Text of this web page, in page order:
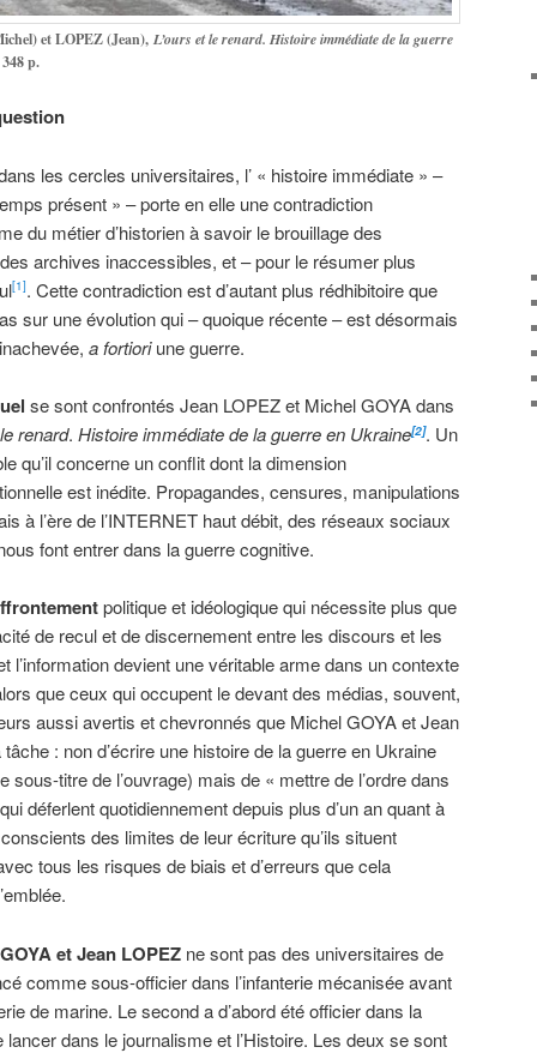
et LOPEZ (Jean), L’ours et le renard. Histoire immédiate de la guerre
p.
les cercles universitaires, l’ « histoire immédiate » –
présent » – porte en elle une contradiction
du métier d’historien à savoir le brouillage des
archives inaccessibles, et – pour le résumer plus
[1]. Cette contradiction est d’autant plus rédhibitoire que
sur une évolution qui – quoique récente – est désormais
a fortioriune guerre.
se sont confrontés Jean LOPEZ et Michel GOYA dans
renard. Histoire immédiate de la guerre en Ukraine[2]. Un
qu’il concerne un conflit dont la dimension
est inédite. Propagandes, censures, manipulations
à l’ère de l’INTERNET haut débit, des réseaux sociaux
font entrer dans la guerre cognitive.
politique et idéologique qui nécessite plus que
de recul et de discernement entre les discours et les
l’information devient une véritable arme dans un contexte
que ceux qui occupent le devant des médias, souvent,
aussi avertis et chevronnés que Michel GOYA et Jean
: non d’écrire une histoire de la guerre en Ukraine
titre de l’ouvrage) mais de « mettre de l’ordre dans
déferlent quotidiennement depuis plus d’un an quant à
des limites de leur écriture qu’ils situent
tous les risques de biais et d’erreurs que cela
et Jean LOPEZ ne sont pas des universitaires de
comme sous-officier dans l’infanterie mécanisée avant
de marine. Le second a d’abord été officier dans la
dans le journalisme et l’Histoire. Les deux se sont